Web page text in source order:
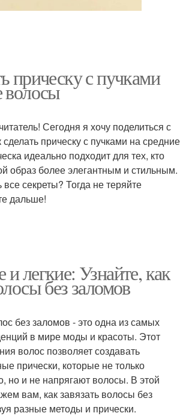
прическу с пучками
волосы
Сегодня я хочу поделиться с
прическу с пучками на средние
идеально подходит для тех, кто
образ более элегантным и стильным.
секреты? Тогда не теряйте
дальше!
легкие: Узнайте, как
без заломов
без заломов - это одна из самых
в мире моды и красоты. Этот
волос позволяет создавать
прически, которые не только
но и не напрягают волосы. В этой
вам, как завязать волосы без
разные методы и прически.